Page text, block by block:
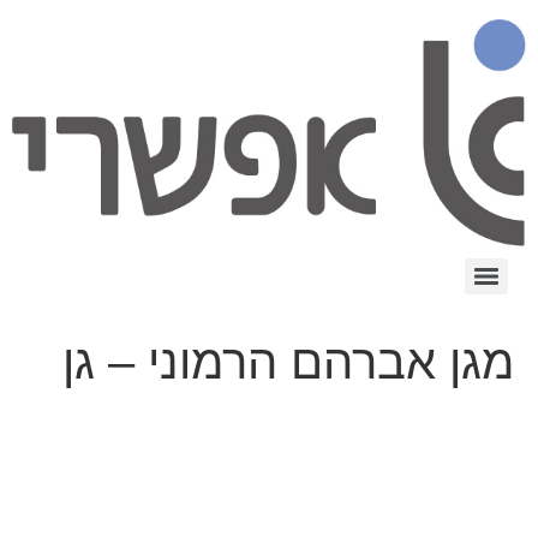
מגן אברהם הרמוני – גן